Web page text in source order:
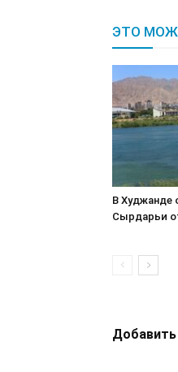
ЭТО
В Худжанде
Сырдарьи